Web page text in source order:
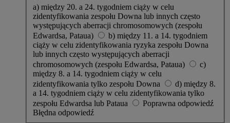
a) między 20. a 24. tygodniem ciąży w celu
zidentyfikowania zespołu Downa lub innych często
występujących aberracji chromosomowych (zespołu
Edwardsa, Pataua)
b) między 11. a 14. tygodniem
ciąży w celu zidentyfikowania ryzyka zespołu Downa
lub innych często występujących aberracji
chromosomowych (zespołu Edwardsa, Pataua)
c)
między 8. a 14. tygodniem ciąży w celu
zidentyfikowania tylko zespołu Downa
d) między 8.
a 14. tygodniem ciąży w celu zidentyfikowania tylko
zespołu Edwardsa lub Pataua
Poprawna odpowiedź
Błędna odpowiedź